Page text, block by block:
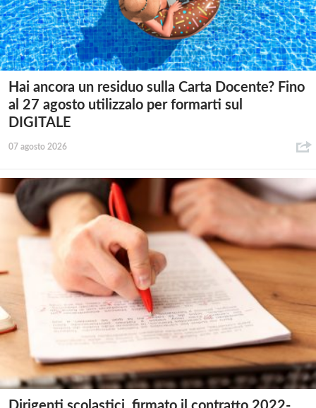
Hai ancora un residuo sulla Carta Docente? Fino
al 27 agosto utilizzalo per formarti sul
DIGITALE
07 agosto 2026